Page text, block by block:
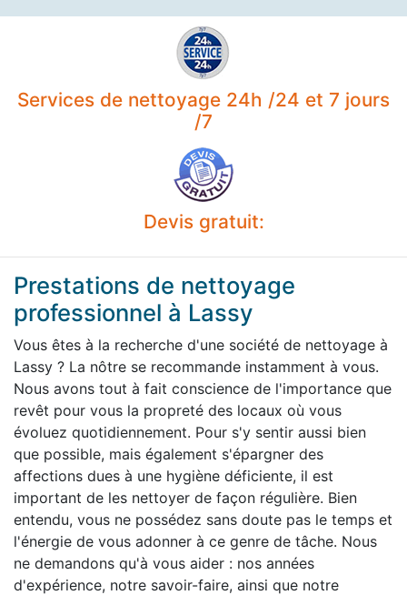
Services de nettoyage 24h /24 et 7 jours
/7
Devis gratuit:
Prestations de nettoyage
professionnel à Lassy
Vous êtes à la recherche d'une société de nettoyage à
Lassy ? La nôtre se recommande instamment à vous.
Nous avons tout à fait conscience de l'importance que
revêt pour vous la propreté des locaux où vous
évoluez quotidiennement. Pour s'y sentir aussi bien
que possible, mais également s'épargner des
affections dues à une hygiène déficiente, il est
important de les nettoyer de façon régulière. Bien
entendu, vous ne possédez sans doute pas le temps et
l'énergie de vous adonner à ce genre de tâche. Nous
ne demandons qu'à vous aider : nos années
d'expérience, notre savoir-faire, ainsi que notre